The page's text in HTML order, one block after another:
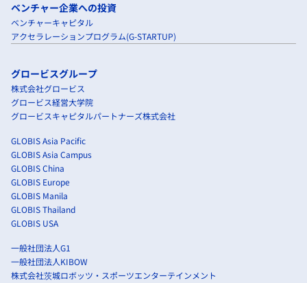
ベンチャー企業への投資
ベンチャーキャピタル
アクセラレーションプログラム(G-STARTUP)
グロービスグループ
株式会社グロービス
グロービス経営大学院
グロービスキャピタルパートナーズ株式会社
GLOBIS Asia Pacific
GLOBIS Asia Campus
GLOBIS China
GLOBIS Europe
GLOBIS Manila
GLOBIS Thailand
GLOBIS USA
一般社団法人G1
一般社団法人KIBOW
株式会社茨城ロボッツ・スポーツエンターテインメント